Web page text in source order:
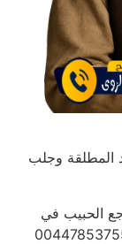
المطلقة وجلب
الحبيب في